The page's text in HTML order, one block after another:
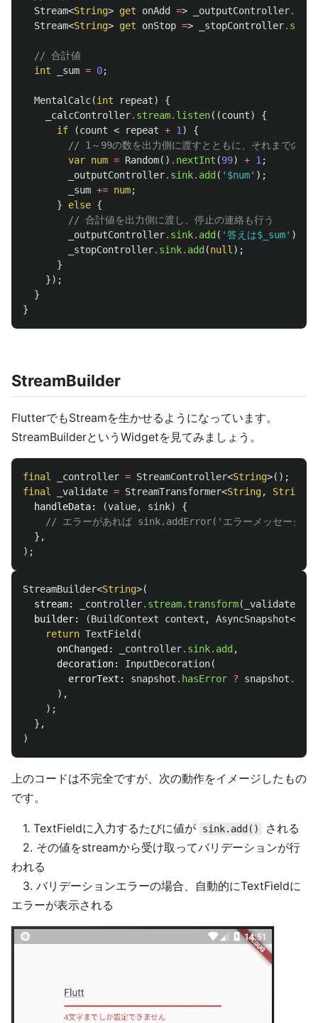
Stream<String> get onAdd => _outputController.
Stream<String> get onStop => _stopController.
// 合計値
int
_sum = 0;
MentalCalc(int repeat)
{
_calcController. stream. listen((count)
{
if
(count < repeat + 1)
{
// 1～99の数を出力側に渡すとともに、それまでの数
var num = Random() . nextInt (99) + 1;
_outputController. sink. add ( ' $num' );
_sum += num;
}
else {
// 合計値を出力側に渡し、停止の連絡も行う
_outputController. sink. add ( '答えは$_sum' );
_stopController. sink. add (null);
}
});
}
}
StreamBuilder
FlutterでもStreamを生かせるようになっています。
StreamBuilderというWidgetを見てみましょう。
final _controller = StreamController<String>();
final
_validate = StreamTransformer<String, String
handleData:
(value, sink)
{
// エラーがあれば sink.addError('エラーメッセージ')
},
);
StreamBuilder<String>(
stream:
_controller. stream. transform( _validate
builder:
(BuildContext context , AsyncSnapshot<
return TextField (
onChanged:
_controller. sink. add ,
decoration:
InputDecoration(
errorText:
snapshot . hasError ? snapshot .
),
);
},
)
上のコードは不完全ですが、次の動作をイメージしたもの
です。
1. TextFieldに入力するたびに値が sink.add()
される
2. その値をstreamから受け取ってバリデーションが行
われる
3. バリデーションエラーの場合、自動的にTextFieldに
エラーが表示される